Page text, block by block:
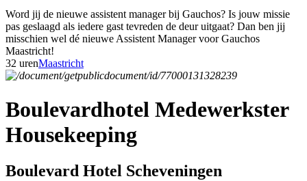
Word jij de nieuwe assistent manager bij Gauchos? Is jouw missie
pas geslaagd als iedere gast tevreden de deur uitgaat? Dan ben jij
misschien wel dé nieuwe Assistent Manager voor Gauchos
Maastricht!
32 urenMaastricht
Boulevardhotel Medewerkster
Housekeeping
Boulevard Hotel Scheveningen